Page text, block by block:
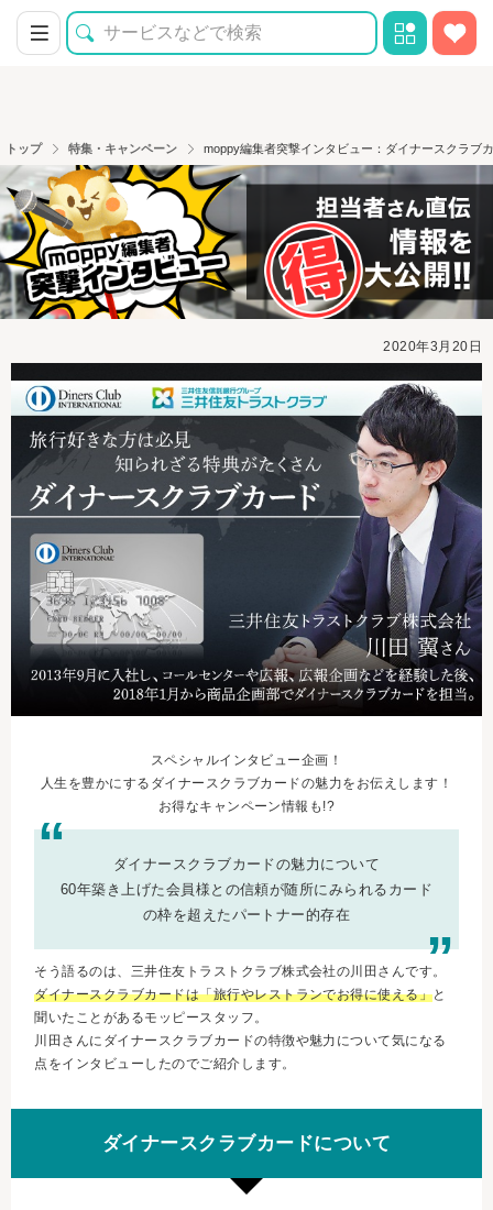
トップ 特集・キャンペーン moppy編集者突撃インタビュー：ダイナースクラブ
2020年3月20日
スペシャルインタビュー企画！
人生を豊かにするダイナースクラブカードの魅力をお伝えします！
お得なキャンペーン情報も!?
ダイナースクラブカードの魅力について
60年築き上げた会員様との信頼が随所にみられるカード
の枠を超えたパートナー的存在
そう語るのは、三井住友トラストクラブ株式会社の川田さんです。
ダイナースクラブカードは「旅行やレストランでお得に使える」と
聞いたことがあるモッピースタッフ。
川田さんにダイナースクラブカードの特徴や魅力について気になる
点をインタビューしたのでご紹介します。
ダイナースクラブカードについて